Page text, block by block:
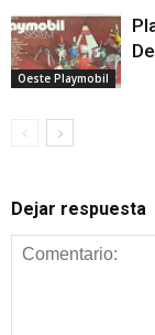
Oeste Playmobil
Dejar respuesta